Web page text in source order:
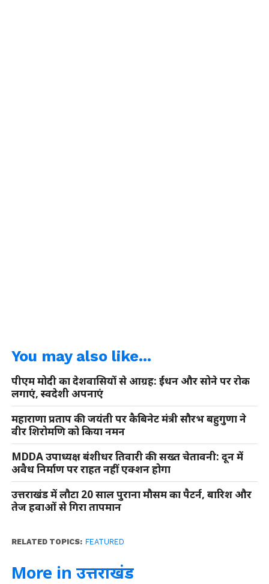
You may also like...
पीएम मोदी का देशवासियों से आग्रह: ईंधन और सोने पर रोक
लगाएं, स्वदेशी अपनाएं
महाराणा प्रताप की जयंती पर कैबिनेट मंत्री सौरभ बहुगुणा ने
वीर शिरोमणि को किया नमन
MDDA उपाध्यक्ष बंशीधर तिवारी की सख्त चेतावनी: दून में
अवैध निर्माण पर राहत नहीं एक्शन होगा
उत्तराखंड में लौटा 20 साल पुराना मौसम का पैटर्न, बारिश और
तेज हवाओं से गिरा तापमान
RELATED TOPICS: FEATURED
More in उत्तराखंड